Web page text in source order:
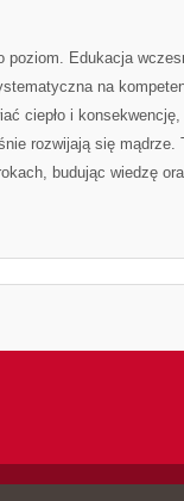
poziom. Edukacja
na
ciepło i
rozwijają się mądrze.
budując wiedzę